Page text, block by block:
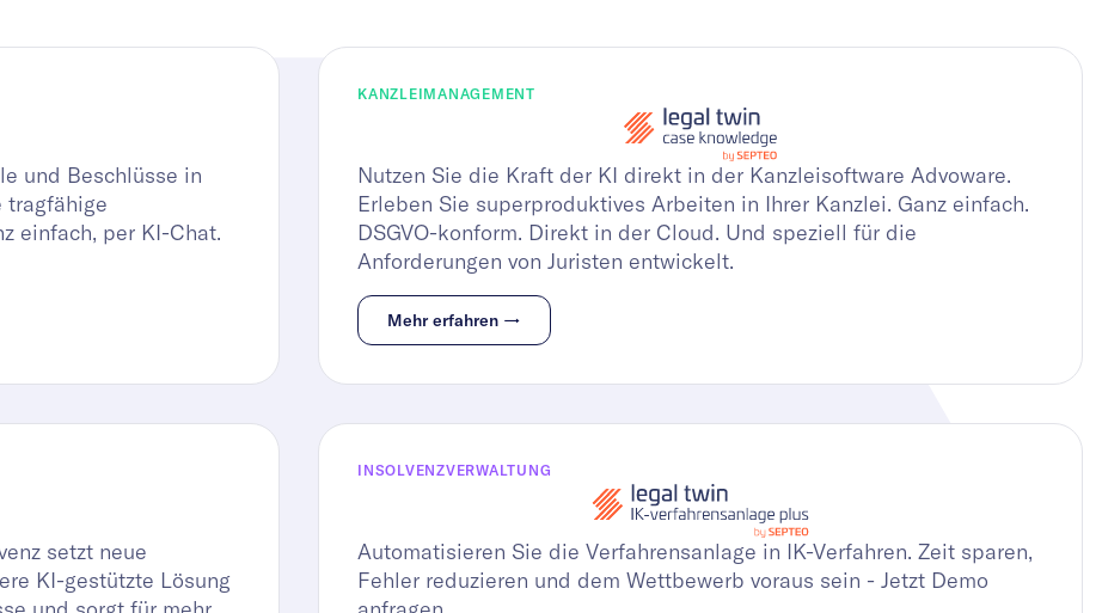
und Beschlüsse in
tragfähige
einfach, per KI-Chat.
KANZLEIMANAGEMENT
Nutzen Sie die Kraft der KI direkt in der Kanzleisoftware Advoware.
Erleben Sie superproduktives Arbeiten in Ihrer Kanzlei. Ganz einfach.
DSGVO-konform. Direkt in der Cloud. Und speziell für die
Anforderungen von Juristen entwickelt.
Mehr erfahren →
setzt neue
KI-gestützte Lösung
INSOLVENZVERWALTUNG
Automatisieren Sie die Verfahrensanlage in IK-Verfahren. Zeit sparen,
Fehler reduzieren und dem Wettbewerb voraus sein - Jetzt Demo